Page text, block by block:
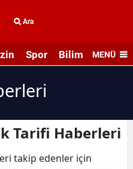
Ara
Spor Bilim veMENÜ
Tarifi Haberleri
takip edenler için